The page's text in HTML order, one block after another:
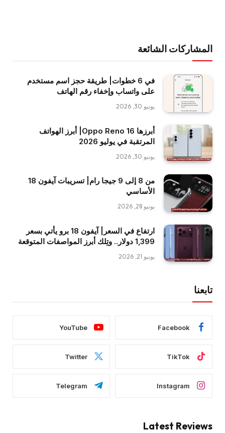
المشاركات الشائعة
في 6 خطوات| طريقة حجز اسم مستخدم
على واتساب وإخفاء رقم الهاتف
يونيو 30, 2026
أبرزها Oppo Reno 16| أبرز الهواتف
المرتقبة في يوليو 2026
يونيو 30, 2026
من 8 إلى 9 جيجا رام| تسريبات آيفون 18
الأساسي
يونيو 28, 2026
ارتفاع في السعر| آيفون 18 برو يأتي بسعر
1,399 دولار.. وتِلك أبرز المواصفات المتوقعة
يونيو 21, 2026
تابعنا
Facebook
YouTube
TikTok
Twitter
Instagram
Telegram
Latest Reviews